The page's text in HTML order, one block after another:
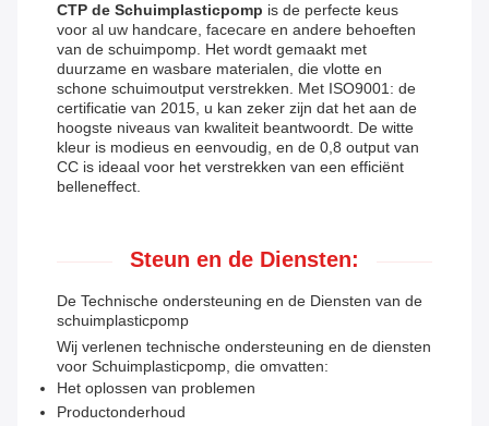
CTP de Schuimplasticpomp is de perfecte keus
voor al uw handcare, facecare en andere behoeften
van de schuimpomp. Het wordt gemaakt met
duurzame en wasbare materialen, die vlotte en
schone schuimoutput verstrekken. Met ISO9001: de
certificatie van 2015, u kan zeker zijn dat het aan de
hoogste niveaus van kwaliteit beantwoordt. De witte
kleur is modieus en eenvoudig, en de 0,8 output van
CC is ideaal voor het verstrekken van een efficiënt
belleneffect.
Steun en de Diensten:
De Technische ondersteuning en de Diensten van de
schuimplasticpomp
Wij verlenen technische ondersteuning en de diensten
voor Schuimplasticpomp, die omvatten:
Het oplossen van problemen
Productonderhoud